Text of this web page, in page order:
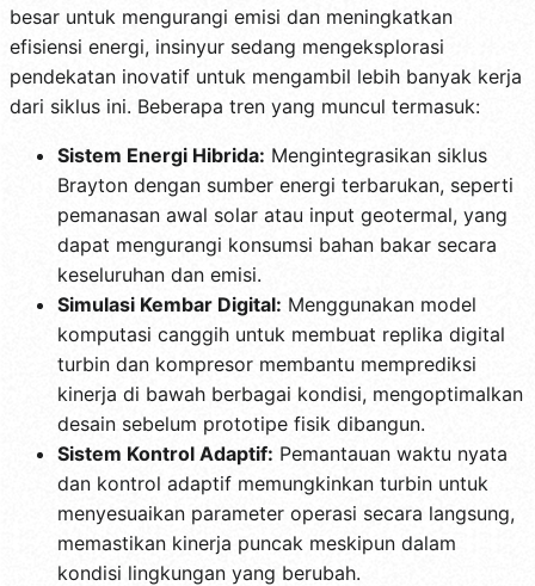
besar untuk mengurangi emisi dan meningkatkan
efisiensi energi, insinyur sedang mengeksplorasi
pendekatan inovatif untuk mengambil lebih banyak kerja
dari siklus ini. Beberapa tren yang muncul termasuk:
Sistem Energi Hibrida: Mengintegrasikan siklus
Brayton dengan sumber energi terbarukan, seperti
pemanasan awal solar atau input geotermal, yang
dapat mengurangi konsumsi bahan bakar secara
keseluruhan dan emisi.
Simulasi Kembar Digital: Menggunakan model
komputasi canggih untuk membuat replika digital
turbin dan kompresor membantu memprediksi
kinerja di bawah berbagai kondisi, mengoptimalkan
desain sebelum prototipe fisik dibangun.
Sistem Kontrol Adaptif: Pemantauan waktu nyata
dan kontrol adaptif memungkinkan turbin untuk
menyesuaikan parameter operasi secara langsung,
memastikan kinerja puncak meskipun dalam
kondisi lingkungan yang berubah.